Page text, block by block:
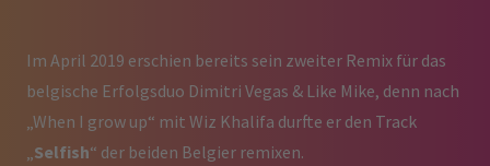
Im April 2019 erschien bereits sein zweiter Remix für das
belgische Erfolgsduo Dimitri Vegas & Like Mike, denn nach
„When I grow up“ mit Wiz Khalifa durfte er den Track
Selfish“ der beiden Belgier remixen.